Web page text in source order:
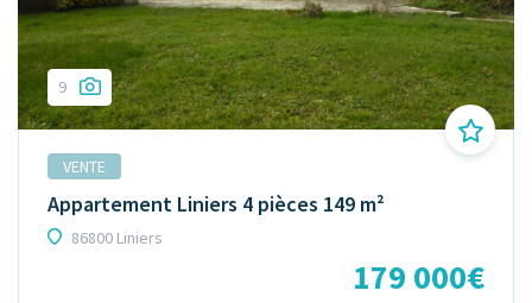
9
VENTE
Appartement Liniers 4 pièces 149 m²
86800 Liniers
179 000€